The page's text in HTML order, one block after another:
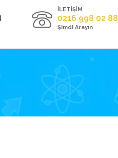
İLETİŞİM
0216 998 02 88
Şimdi Arayın